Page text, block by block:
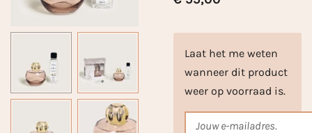
Laat het me weten
wanneer dit product
weer op voorraad is.